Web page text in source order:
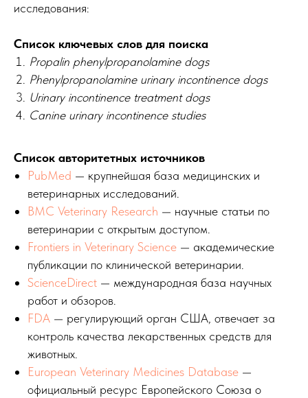
исследования:
Список ключевых слов для поиска
Propalin phenylpropanolamine dogs
Phenylpropanolamine urinary incontinence dogs
Urinary incontinence treatment dogs
Canine urinary incontinence studies
Список авторитетных источников
PubMed — крупнейшая база медицинских и
ветеринарных исследований.
BMC Veterinary Research — научные статьи по
ветеринарии с открытым доступом.
Frontiers in Veterinary Science — академические
публикации по клинической ветеринарии.
ScienceDirect — международная база научных
работ и обзоров.
FDA — регулирующий орган США, отвечает за
контроль качества лекарственных средств для
животных.
European Veterinary Medicines Database —
официальный ресурс Европейского Союза о